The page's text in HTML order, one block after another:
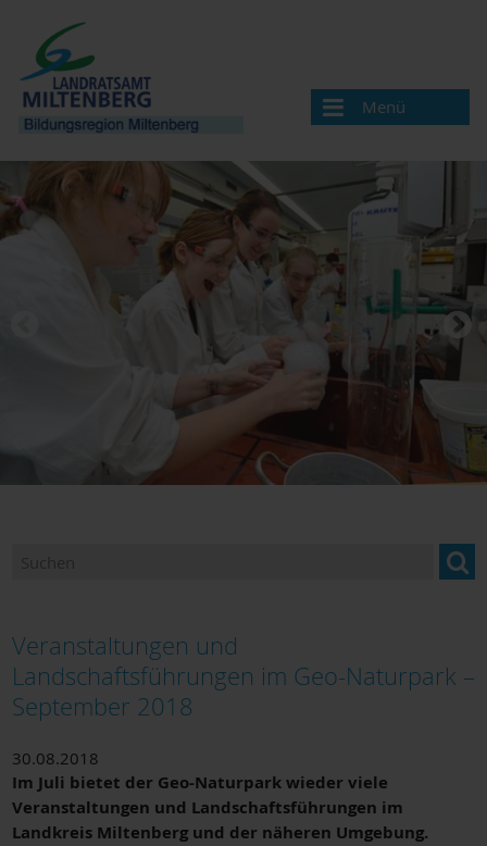
Menü
Bildungsregion
Aktuelles
Veranstaltungen / Termine
Veranstaltung melden
Bildungsregionen in Bayern
Angebote & Projekte
Bildungsangebote und Einrichtungen
Berufsorientierung
Bildungsmonitoring
Veranstaltungen und
Landschaftsführungen im Geo-Naturpark –
September 2018
30.08.2018
Im Juli bietet der Geo-Naturpark wieder viele
Veranstaltungen und Landschaftsführungen im
Landkreis Miltenberg und der näheren Umgebung.